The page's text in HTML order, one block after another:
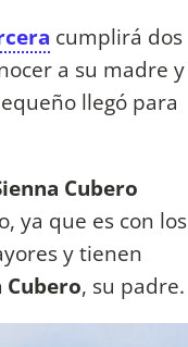
cumplirá dos
a su madre y
llegó para
Cubero
ya que es con los
y tienen
Cubero, su padre.